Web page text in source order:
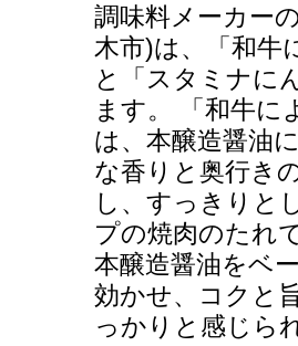
調味料メーカー
木市)は、「和
と「スタミナに
ます。 「和牛
は、本醸造醤油
な香りと奥行き
し、すっきりと
プの焼肉のたれ
本醸造醤油をベ
効かせ、コクと
っかりと感じら